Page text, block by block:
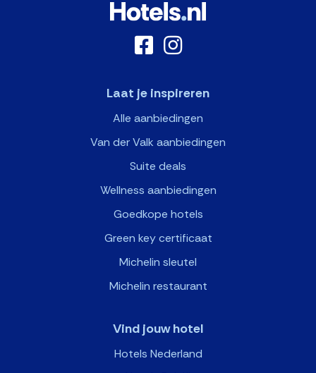
Laat je inspireren
Alle aanbiedingen
Van der Valk aanbiedingen
Suite deals
Wellness aanbiedingen
Goedkope hotels
Green key certificaat
Michelin sleutel
Michelin restaurant
Vind jouw hotel
Hotels Nederland